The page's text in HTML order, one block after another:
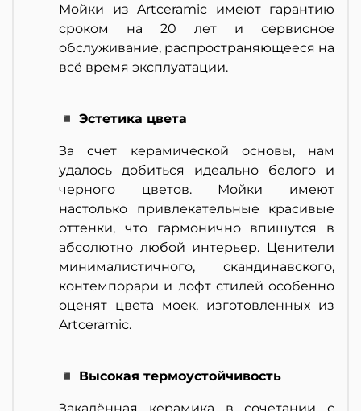
Мойки из Artceramic имеют гарантию
сроком на 20 лет и сервисное
обслуживание, распространяющееся на
всё время эксплуатации.
◾ Эстетика цвета
За счет керамической основы, нам
удалось добиться идеально белого и
черного цветов. Мойки имеют
настолько привлекательные красивые
оттенки, что гармонично впишутся в
абсолютно любой интерьер. Ценители
минималистичного, скандинавского,
контемпорари и лофт стилей особенно
оценят цвета моек, изготовленных из
Artceramic.
◾ Высокая термоустойчивость